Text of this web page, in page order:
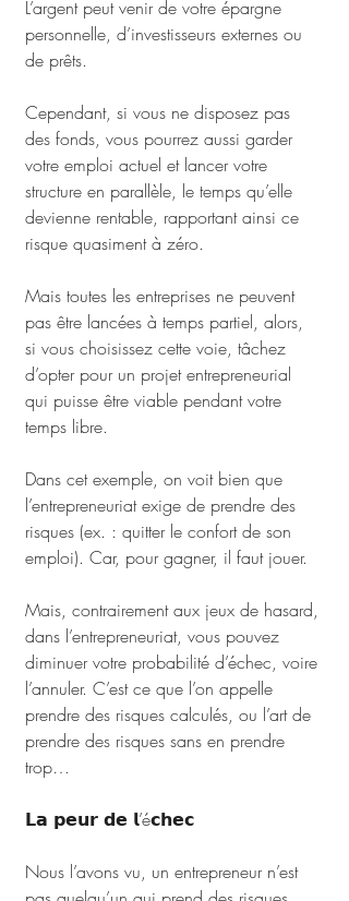
L’argent peut venir de votre épargne
personnelle, d’investisseurs externes ou
de prêts.
Cependant, si vous ne disposez pas
des fonds, vous pourrez aussi garder
votre emploi actuel et lancer votre
structure en parallèle, le temps qu’elle
devienne rentable, rapportant ainsi ce
risque quasiment à zéro.
Mais toutes les entreprises ne peuvent
pas être lancées à temps partiel, alors,
si vous choisissez cette voie, tâchez
d’opter pour un projet entrepreneurial
qui puisse être viable pendant votre
temps libre.
Dans cet exemple, on voit bien que
l’entrepreneuriat exige de prendre des
risques (ex. : quitter le confort de son
emploi). Car, pour gagner, il faut jouer.
Mais, contrairement aux jeux de hasard,
dans l’entrepreneuriat, vous pouvez
diminuer votre probabilité d’échec, voire
l’annuler. C’est ce que l’on appelle
prendre des risques calculés, ou l’art de
prendre des risques sans en prendre
trop…
𝗟𝗮 𝗽𝗲𝘂𝗿 𝗱𝗲 𝗹’é𝗰𝗵𝗲𝗰
Nous l’avons vu, un entrepreneur n’est